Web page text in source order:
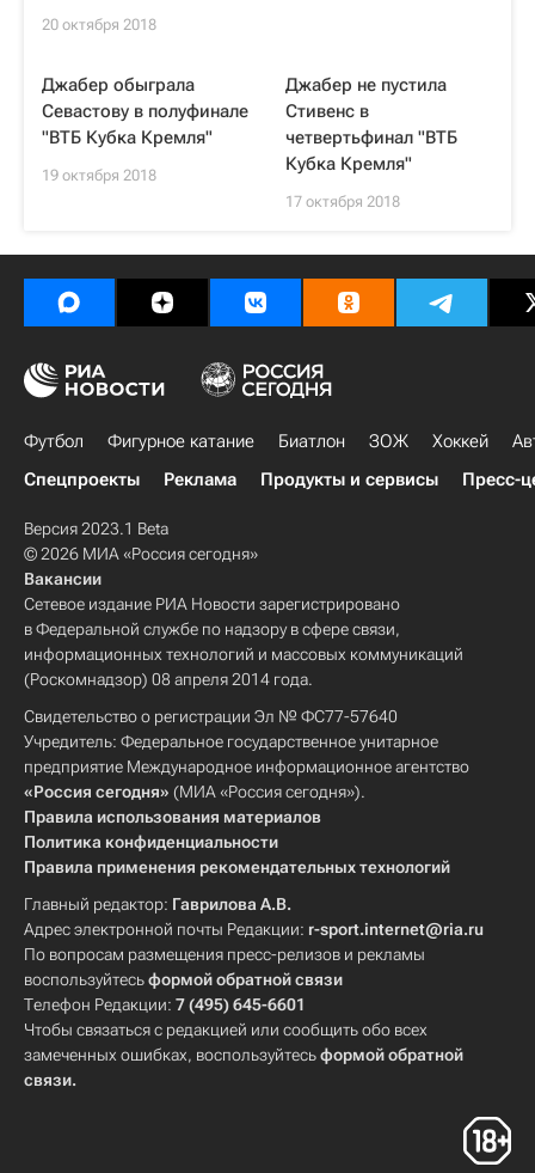
20 октября 2018
Джабер обыграла
Севастову в полуфинале
"ВТБ Кубка Кремля"
19 октября 2018
Джабер не пустила
Стивенс в
четвертьфинал "ВТБ
Кубка Кремля"
17 октября 2018
Футбол Фигурное катание Биатлон ЗОЖ Хоккей
Спецпроекты
Реклама Продукты и сервисы Пресс-
Версия 2023.1 Beta
© 2026 МИА «Россия сегодня»
Вакансии
Сетевое издание РИА Новости зарегистрировано
в Федеральной службе по надзору в сфере связи,
информационных технологий и массовых коммуникаций
(Роскомнадзор) 08 апреля 2014 года.
Свидетельство о регистрации Эл № ФС77-57640
Учредитель: Федеральное государственное унитарное
предприятие Международное информационное агентство
«Россия сегодня» (МИА «Россия сегодня»).
Правила использования материалов
Политика конфиденциальности
Правила применения рекомендательных технологий
Главный редактор: Гаврилова А.В.
Адрес электронной почты Редакции: r-sport.internet@ria.ru
По вопросам размещения пресс-релизов и рекламы
воспользуйтесьформой обратной связи
Телефон Редакции: 7 (495) 645-6601
Чтобы связаться с редакцией или сообщить обо всех
замеченных ошибках, воспользуйтесьформой обратной
связи.